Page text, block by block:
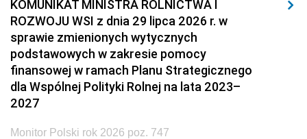
KOMUNIKAT MINISTRA ROLNICTWA I
ROZWOJU WSI z dnia 29 lipca 2026 r. w
sprawie zmienionych wytycznych
podstawowych w zakresie pomocy
finansowej w ramach Planu Strategicznego
dla Wspólnej Polityki Rolnej na lata 2023–
2027
Monitor Polski rok 2026 poz. 747